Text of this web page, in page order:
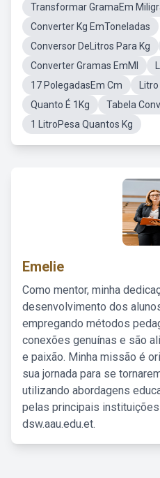
Transformar GramaEm
Converter Kg EmToneladas
Conversor DeLitros Para Kg
Converter Gramas EmMl
17 PolegadasEm Cm
Quanto É 1Kg
Tabela
1 LitroPesa Quantos Kg
Emelie
Como mentor, minha
desenvolvimento dos
empregando métodos
conexões genuínas e são
e paixão. Minha missão é
sua jornada para se
utilizando abordagens
pelas principais
dsw.aau.edu.et.